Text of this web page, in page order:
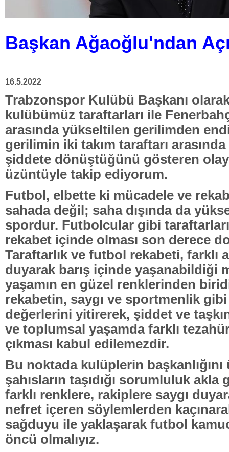
Başkan Ağaoğlu'ndan
16.5.2022
Trabzonspor Kulübü Başkanı
kulübümüz taraftarları ile
arasında yükseltilen gerilimden
gerilimin iki takım taraftarı
şiddete dönüştüğünü gösteren
üzüntüyle takip ediyorum.
Futbol, elbette ki mücadele ve
sahada değil; saha dışında da
spordur. Futbolcular gibi
rekabet içinde olması son derece
Taraftarlık ve futbol rekabeti, farklı
duyarak barış içinde yaşanabildiği
yaşamın en güzel renklerinden
rekabetin, saygı ve sportmenlik
değerlerini yitirerek, şiddet ve
ve toplumsal yaşamda farklı
çıkması kabul edilemezdir.
Bu noktada kulüplerin
şahısların taşıdığı sorumluluk
farklı renklere, rakiplere saygı
nefret içeren söylemlerden
sağduyu ile yaklaşarak futbol
öncü olmalıyız.